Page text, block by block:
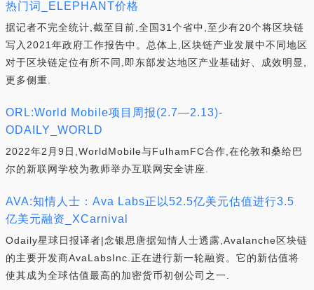
热门词_ELEPHANT价格
据记者不完全统计,截至目前,全国31个省中,至少有20个将区块链
写入2021年政府工作报告中。总体上,区块链产业发展中不同地区
对于区块链定位有所不同,即东部发达地区产业基础好、成效明显,
更多侧重.
ORL:World Mobile项目周报(2.7—2.13)-
ODAILY_WORLD
2022年2月9日,WorldMobile与FulhamFC合作,在伦敦和桑给巴
尔的新联网学校为教师举办互联网安全讲座.
AVA:知情人士：Ava Labs正以52.5亿美元估值进行3.5
亿美元融资_XCarnival
Odaily星球日报译者|念银思唐据知情人士透露,Avalanche区块链
的主要开发商AvaLabsInc.正在进行新一轮融资。它的新估值将
使其成为全球估值最高的加密货币初创公司之一.